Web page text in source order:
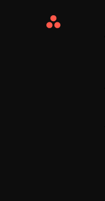
Asana